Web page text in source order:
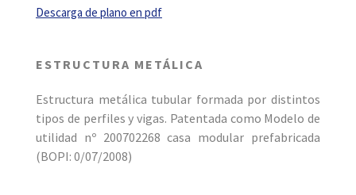
Descarga de plano en pdf
ESTRUCTURA METÁLICA
Estructura metálica tubular formada por distintos
tipos de perfiles y vigas. Patentada como Modelo de
utilidad nº 200702268 casa modular prefabricada
(BOPI: 0/07/2008)